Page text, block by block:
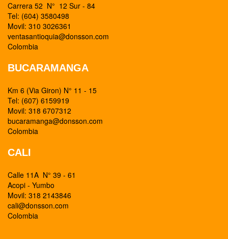
Carrera 52 N° 12 Sur - 84
Tel: (604) 3580498
Movil: 310 3026361
ventasantioquia@donsson.com
Colombia
BUCARAMANGA
Km 6 (Via Giron) N° 11 - 15
Tel: (607) 6159919
Movil: 318 6707312
bucaramanga@donsson.com
Colombia
CALI
Calle 11A N° 39 - 61
Acopi - Yumbo
Movil: 318 2143846
cali@donsson.com
Colombia